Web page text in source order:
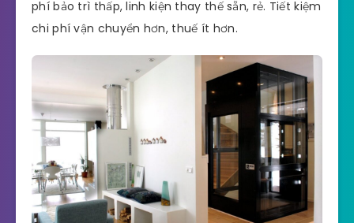
phí bảo trì thấp, linh kiện thay thế sẵn, rẻ. Tiết kiệm
chi phí vận chuyển hơn, thuế ít hơn.